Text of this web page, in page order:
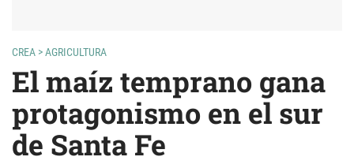
CREA >AGRICULTURA
El maíz temprano gana
protagonismo en el sur
de Santa Fe